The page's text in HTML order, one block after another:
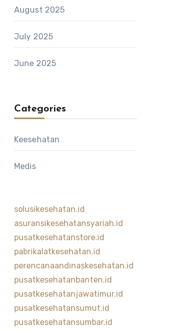
August 2025
July 2025
June 2025
Categories
Keesehatan
Medis
solusikesehatan.id
asuransikesehatansyariah.id
pusatkesehatanstore.id
pabrikalatkesehatan.id
perencanaandinaskesehatan.id
pusatkesehatanbanten.id
pusatkesehatanjawatimur.id
pusatkesehatansumut.id
pusatkesehatansumbar.id